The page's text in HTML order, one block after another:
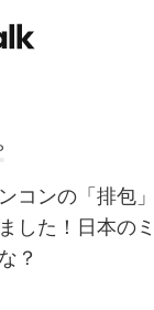
intercambio de
コンの「排包
した！日本の
？